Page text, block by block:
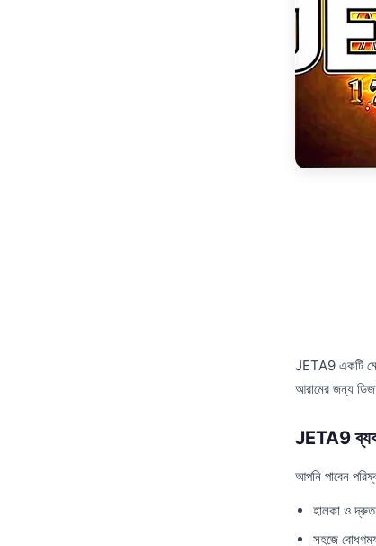
JETA9 একটি
আরামের জন্য
JETA9
আপনি পাবেন
হালকা ও দ্রুত
সহজে